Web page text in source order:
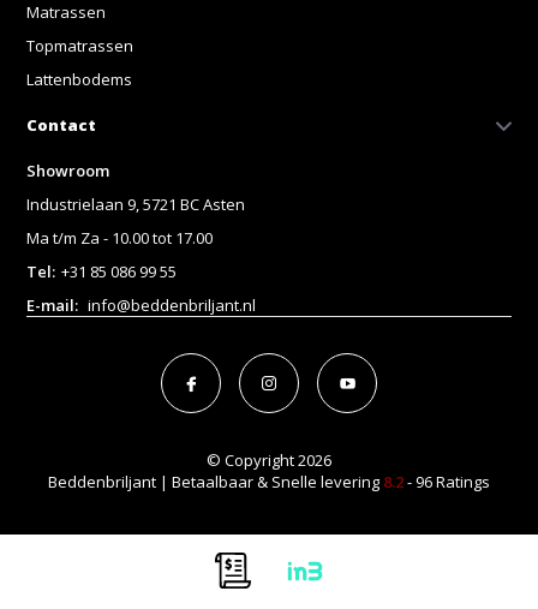
Matrassen
Topmatrassen
Lattenbodems
Contact
Showroom
Industrielaan 9, 5721 BC Asten
Ma t/m Za - 10.00 tot 17.00
Tel: +31 85 086 99 55
E-mail: info@beddenbriljant.nl
© Copyright 2026
Beddenbriljant | Betaalbaar & Snelle levering 8.2- 96 Ratings